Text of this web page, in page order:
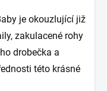
je okouzlující již
zakulacené rohy
drobečka a
této krásné